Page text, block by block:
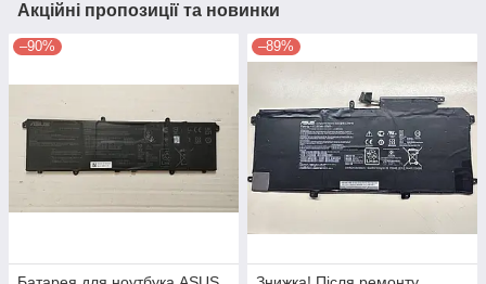
Акційні пропозиції та новинки
–90% –89%